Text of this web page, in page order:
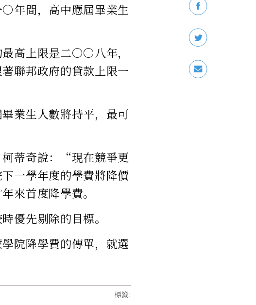
間，高中應屆畢業生
高上限是二○○八年，
聯邦政府的貸款上限一
業生人數將持平，最可
蒂奇說：“現在競爭更
一學年度的學費將降價
來首度降學費。
優先剔除的目標。
院降學費的傳單，就選
標籤: